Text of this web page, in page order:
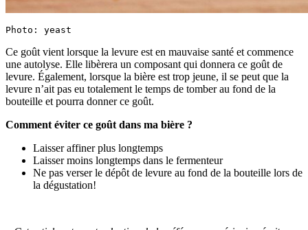
Photo: yeast
Ce goût vient lorsque la levure est en mauvaise santé et commence
une autolyse. Elle libèrera un composant qui donnera ce goût de
levure. Également, lorsque la bière est trop jeune, il se peut que la
levure n’ait pas eu totalement le temps de tomber au fond de la
bouteille et pourra donner ce goût.
Comment éviter ce goût dans ma bière ?
Laisser affiner plus longtemps
Laisser moins longtemps dans le fermenteur
Ne pas verser le dépôt de levure au fond de la bouteille lors de
la dégustation!